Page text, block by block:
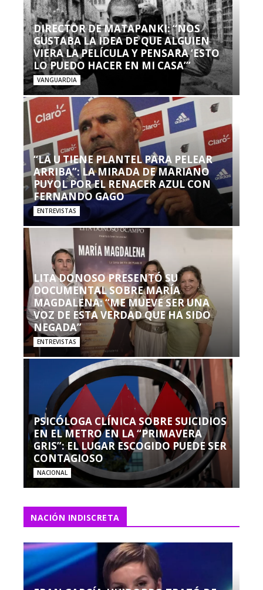
DIRECTOR DE MATAPANKI: “NOS
GUSTABA LA IDEA DE QUE ALGUIEN
VIERA LA PELÍCULA Y PENSARA ‘ESTO
LO PUEDO HACER EN MI CASA’”
VANGUARDIA
“LA U TIENE PLANTEL PARA PELEAR
ARRIBA”: LA MIRADA DE MARIANO
PUYOL POR EL RENACER AZUL CON
FERNANDO GAGO
ENTREVISTAS
LITA DONOSO PRESENTÓ SU
DOCUMENTAL SOBRE MARÍA
MAGDALENA: “ME MUEVE SER UNA
VOZ DE ESTA VERDAD QUE HA SIDO
NEGADA”
ENTREVISTAS
PSICÓLOGA CLÍNICA SOBRE SUICIDIOS
EN EL METRO EN LA “PRIMAVERA
GRIS”: EL LUGAR ESCOGIDO PUEDE SER
CONTAGIOSO
NACIONAL
NACIÓN INDISCRETA